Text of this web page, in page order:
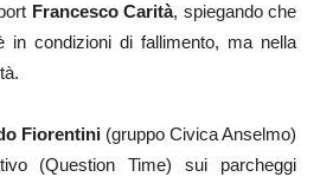
Francesco Carità, spiegando che
in condizioni di fallimento, ma nella
Fiorentini (gruppo Civica Anselmo)
(Question Time) sui parcheggi